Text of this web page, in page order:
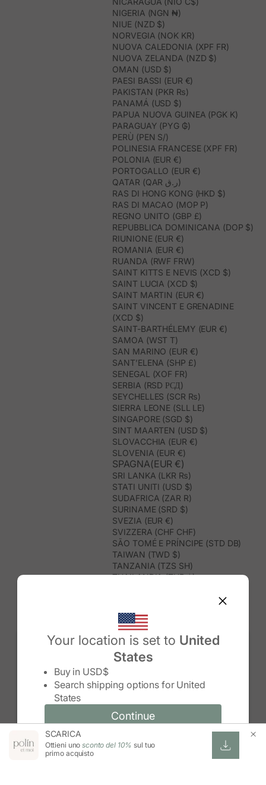
Your location is set to United
States
Buy in USD$
Search shipping options for United
States
Continue
Change country/region and language
Change country/region
Continue
NIGERIA (NGN ₦)
NIUE (NZD $)
NORVEGIA (NOK KR)
NUOVA CALEDONIA (XPF FR)
NUOVA ZELANDA (NZD $)
OMAN (USD $)
PAESI BASSI (EUR €)
PAKISTAN (PKR ₨)
PANAMÁ (USD $)
PAPUA NUOVA GUINEA (PGK K)
PARAGUAY (PYG ₲)
PERÙ (PEN S/)
POLINESIA FRANCESE (XPF FR)
POLONIA (EUR €)
PORTOGALLO (EUR €)
QATAR (QAR ر.ق)
RAS DI HONG KONG (HKD $)
RAS DI MACAO (MOP P)
REGNO UNITO (GBP £)
REPUBBLICA DOMINICANA (DOP $)
RIUNIONE (EUR €)
ROMANIA (EUR €)
RUANDA (RWF FRW)
SAINT KITTS E NEVIS (XCD $)
SAINT LUCIA (XCD $)
SAINT MARTIN (EUR €)
SAINT VINCENT E GRENADINE
(XCD $)
SAINT-BARTHÉLEMY (EUR €)
SAMOA (WST T)
SAN MARINO (EUR €)
SANT’ELENA (SHP £)
SENEGAL (XOF FR)
SERBIA (RSD РСД)
SEYCHELLES (SCR ₨)
SIERRA LEONE (SLL LE)
SINGAPORE (SGD $)
SINT MAARTEN (USD $)
SLOVACCHIA (EUR €)
SLOVENIA (EUR €)
SPAGNA(EUR €)
SRI LANKA (LKR ₨)
STATI UNITI (USD $)
SUDAFRICA (ZAR R)
SURINAME (SRD $)
SVEZIA (EUR €)
SVIZZERA (CHF CHF)
SÃO TOMÉ E PRÍNCIPE (STD DB)
TAIWAN (TWD $)
TANZANIA (TZS SH)
THAILANDIA (THB ฿)
TONGA (TOP T$)
TRINIDAD E TOBAGO (TTD $)
TUNISIA (USD $)
TURCHIA (TRY ₺)
TURKMENISTAN (USD $)
UNGHERIA (EUR €)
UZBEKISTAN (UZS SO'M)
VANUATU (VUV VT)
VIETNAM (VND ₫)
WALLIS E FUTUNA (XPF FR)
SCARICA
Ottieni unosconto del 10% sul tuo
primo acquisto